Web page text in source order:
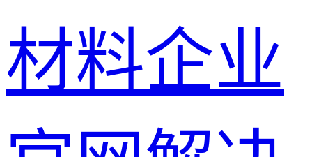
材料企业